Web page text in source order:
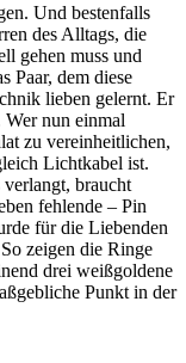
Und bestenfalls
des Alltags, die
gehen muss und
Paar, dem diese
lieben gelernt. Er
nun einmal
zu vereinheitlichen,
Lichtkabel ist.
verlangt, braucht
fehlende – Pin
für die Liebenden
zeigen die Ringe
drei weißgoldene
Punkt in der